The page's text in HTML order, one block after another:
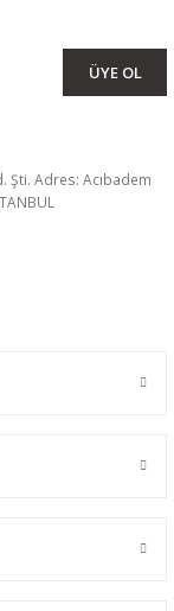
ÜYE OL
Şti. Adres: Acıbadem